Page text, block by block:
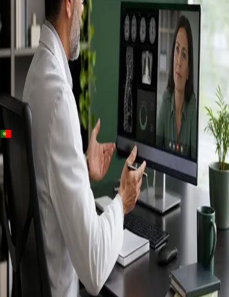
++
Portugal · Especialistas
Specialist
consultation
Connect with specialists across cardiology, dermatology,
nutrition and more.
Book specialist consultation Ver perfis
Cuidados especializadosConecte-se com especialistas
experientes online.
Registados em Portugal
Médicos registados para